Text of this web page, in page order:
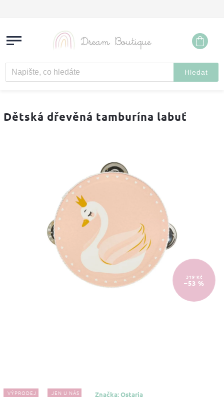
Hledat
Dětská dřevěná tamburína labuť
319 Kč
–53 %
VÝPRODEJ JEN U NÁS Značka:Ostaria